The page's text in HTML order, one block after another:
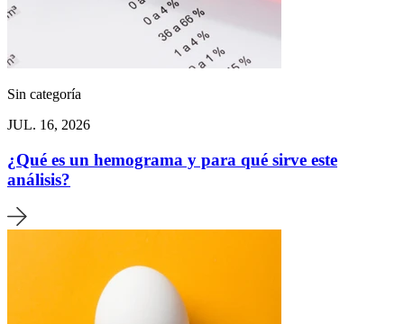
Sin categoría
JUL. 16, 2026
¿Qué es un hemograma y para qué sirve este
análisis?